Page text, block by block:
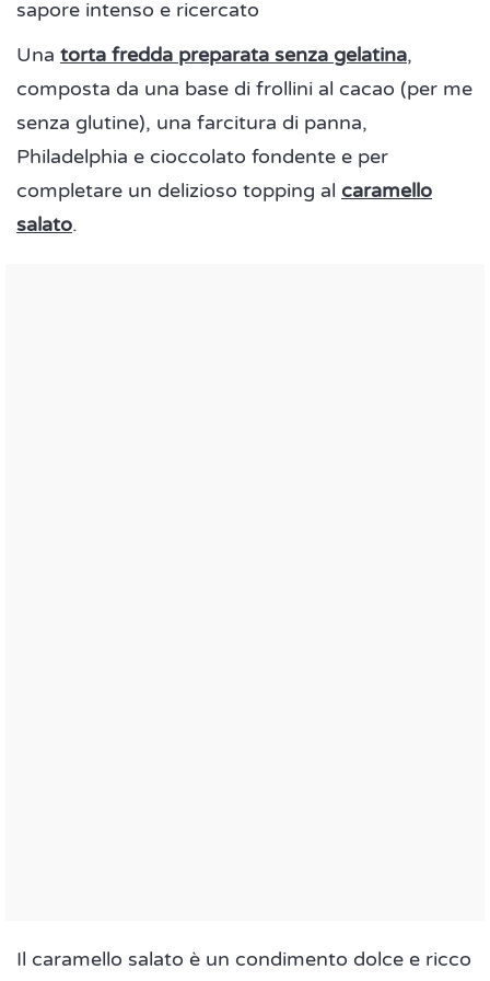
sapore intenso e ricercato
Una torta fredda preparata senza gelatina,
composta da una base di frollini al cacao (per me
senza glutine), una farcitura di panna,
Philadelphia e cioccolato fondente e per
completare un delizioso topping al caramello
salato.
Il caramello salato è un condimento dolce e ricco